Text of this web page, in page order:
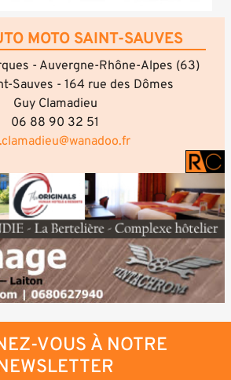
MOTO SAINT-SAUVES
- Auvergne-Rhône-Alpes (63)
Sauves - 164 rue des Dômes
Guy Clamadieu
06 88 90 32 51
VOUS À NOTRE